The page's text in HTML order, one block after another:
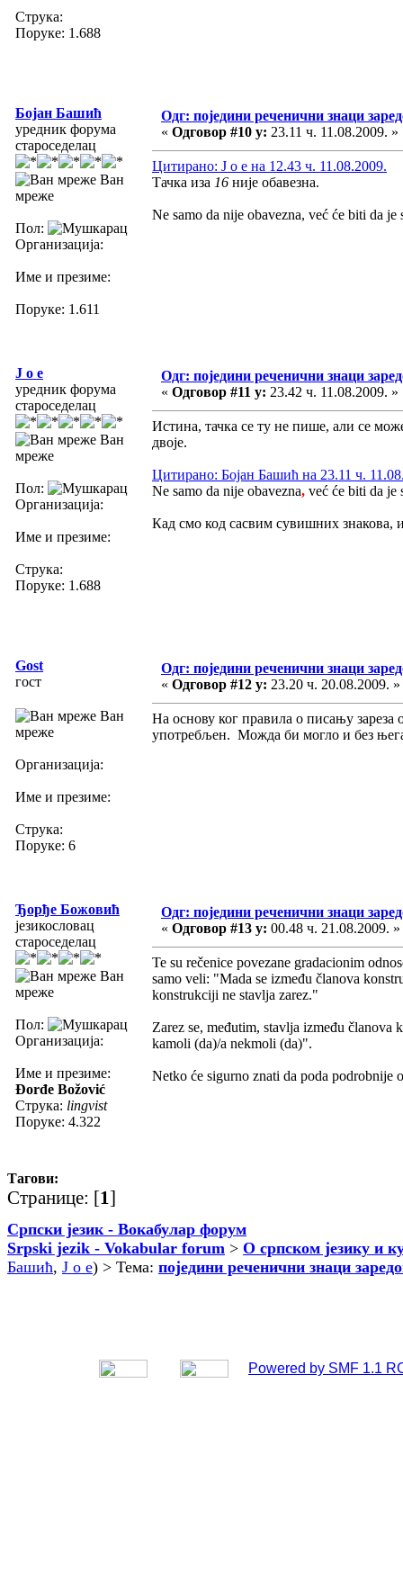
Струка:
Поруке: 1.688
Бојан Башић
уредник форума
староседелац
Ван
мреже
Пол:
Организација:
Име и презиме:
Поруке: 1.611
Одг: поједини реченични знаци
« Одговор #10 у: 23.11 ч. 11.08.2009. »
Цитирано: J o e на 12.43 ч. 11.08.2009.
Тачка иза 16 није обавезна.
Ne samo da nije obavezna, već će biti da
J o e
уредник форума
староседелац
Ван
мреже
Пол:
Организација:
Име и презиме:
Струка:
Поруке: 1.688
Одг: поједини реченични знаци
« Одговор #11 у: 23.42 ч. 11.08.2009. »
Истина, тачка се ту не пише, али се
двоје.
Цитирано: Бојан Башић на 23.11 ч.
Ne samo da nije obavezna, već će biti da je
Кад смо код сасвим сувишних знакова, и
Gost
гост
Ван
мреже
Организација:
Име и презиме:
Струка:
Поруке: 6
Одг: поједини реченични знаци
« Одговор #12 у: 23.20 ч. 20.08.2009. »
На основу ког правила о писању зареза
употребљен. Можда би могло и без
Ђорђе Божовић
језикословац
староседелац
Ван
мреже
Пол:
Организација:
Име и презиме:
Đorđe Božović
Струка: lingvist
Поруке: 4.322
Одг: поједини реченични знаци
« Одговор #13 у: 00.48 ч. 21.08.2009. »
Te su rečenice povezane gradacionim
samo veli: "Mada se između članova
konstrukciji ne stavlja zarez."
Zarez se, međutim, stavlja između
kamoli (da)/a nekmoli (da)".
Netko će sigurno znati da poda podrobnije
Тагови:
Странице: [1]
Српски језик - Вокабулар форум
Srpski jezik - Vokabular forum > О српском језику и
Башић, J o e) > Тема: поједини реченични знаци
Powered by SMF 1.1